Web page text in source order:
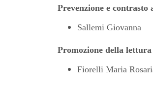
Prevenzione e contrasto
Sallemi Giovanna
Promozione della
Fiorelli Maria